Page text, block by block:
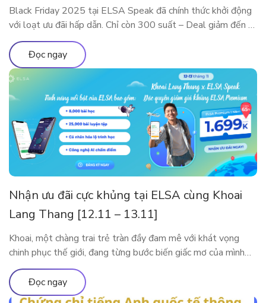
Black Friday 2025 tại ELSA Speak đã chính thức khởi động
với loạt ưu đãi hấp dẫn. Chỉ còn 300 suất – Deal giảm đến 5
Triệu sắp cháy hàng! Đây là dịp đặc biệt trong năm để sở
hữu các gói ELSA Premium và ELSA Pro với giá ưu đãi hiếm
có. Trải nghiệm […]
Đọc ngay
Nhận ưu đãi cực khủng tại ELSA cùng Khoai
Lang Thang [12.11 – 13.11]
Khoai, một chàng trai trẻ tràn đầy đam mê với khát vọng
chinh phục thế giới, đang từng bước biến giấc mơ của mình
thành hiện thực. Tuy nhiên, thử thách lớn nhất mà anh phải
đối mặt trên hành trình này là tiếng Anh. Với ý chí kiên định,
Khoai đã bắt đầu hành […]
Đọc ngay